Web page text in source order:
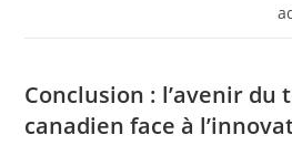
Conclusion : l’avenir
canadien face à